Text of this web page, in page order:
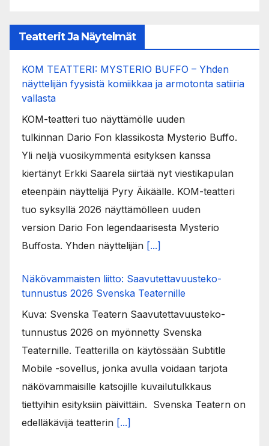
Teatterit Ja Näytelmät
KOM TEATTERI: MYSTERIO BUFFO – Yhden
näyttelijän fyysistä komiikkaa ja armotonta satiiria
vallasta
KOM-teatteri tuo näyttämölle uuden
tulkinnan Dario Fon klassikosta Mysterio Buffo.
Yli neljä vuosikymmentä esityksen kanssa
kiertänyt Erkki Saarela siirtää nyt viestikapulan
eteenpäin näyttelijä Pyry Äikäälle. KOM-teatteri
tuo syksyllä 2026 näyttämölleen uuden
version Dario Fon legendaarisesta Mysterio
Buffosta. Yhden näyttelijän [...]
Näkövammaisten liitto: Saavutettavuusteko-
tunnustus 2026 Svenska Teaternille
Kuva: Svenska Teatern Saavutettavuusteko-
tunnustus 2026 on myönnetty Svenska
Teaternille. Teatterilla on käytössään Subtitle
Mobile -sovellus, jonka avulla voidaan tarjota
näkövammaisille katsojille kuvailutulkkaus
tiettyihin esityksiin päivittäin. Svenska Teatern on
edelläkävijä teatterin [...]